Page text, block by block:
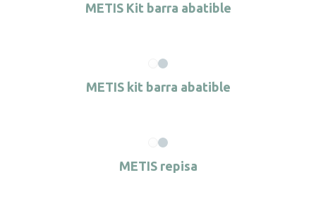
METIS Kit barra abatible
METIS kit barra abatible
METIS repisa